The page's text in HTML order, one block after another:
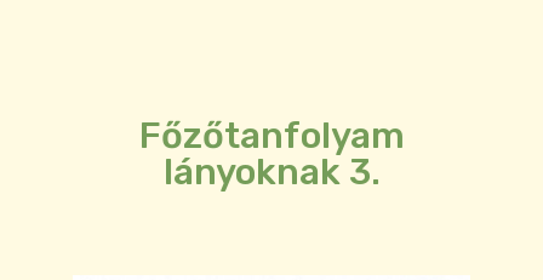
Főzőtanfolyam
lányoknak 3.